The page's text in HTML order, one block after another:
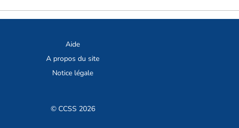
Aide
A propos du site
Notice légale
© CCSS 2026